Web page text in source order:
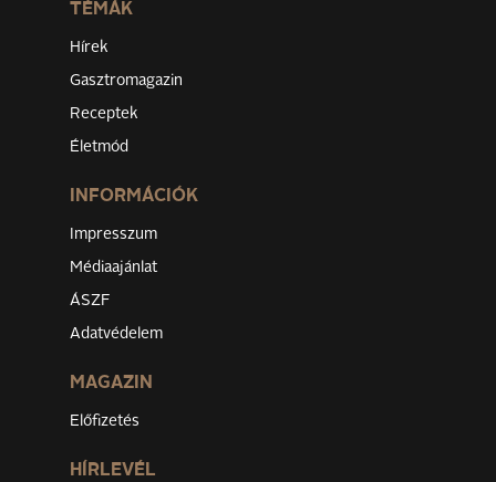
TÉMÁK
Hírek
Gasztromagazin
Receptek
Életmód
INFORMÁCIÓK
Impresszum
Médiaajánlat
ÁSZF
Adatvédelem
MAGAZIN
Előfizetés
HÍRLEVÉL